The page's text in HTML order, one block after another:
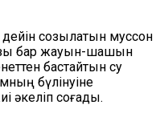
созылатын муссон
бар жауын-шашын
бастайтын су
бүлінуіне
әкеліп соғады.